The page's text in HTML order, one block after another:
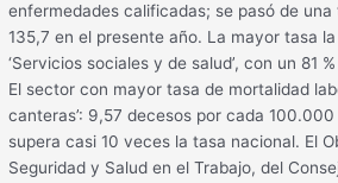
enfermedades calificadas; se pasó de una
135,7 en el presente año. La mayor tasa
‘Servicios sociales y de salud’, con un 81
El sector con mayor tasa de mortalidad
canteras’: 9,57 decesos por cada
supera casi 10 veces la tasa nacional. El
Seguridad y Salud en el Trabajo, del